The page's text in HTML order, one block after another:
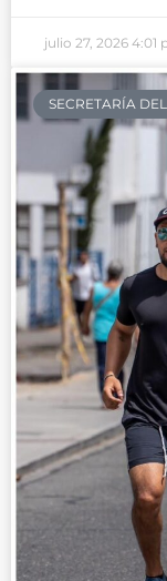
julio 27, 2026 4:01
SECRETARÍA